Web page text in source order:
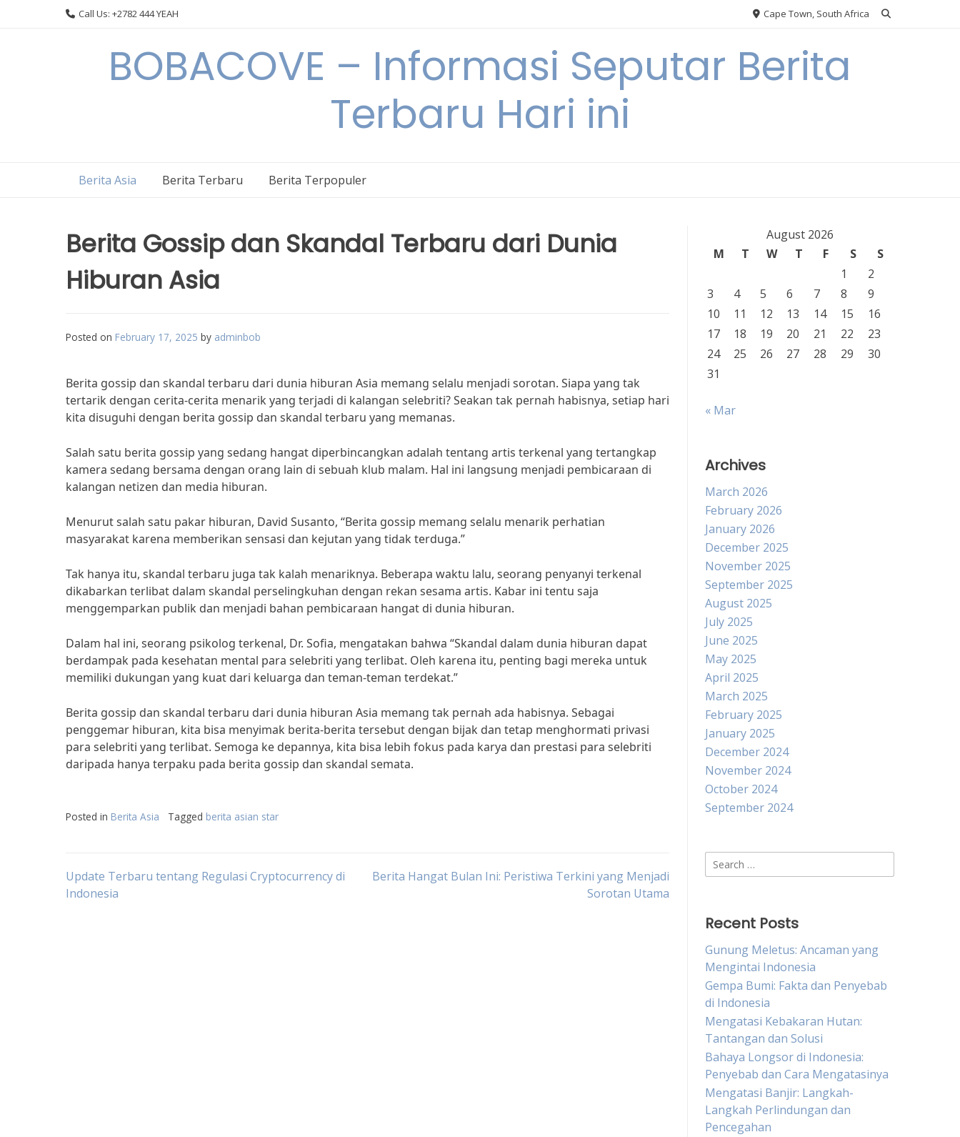
Call Us: +2782 444 YEAH Cape Town, South Africa
BOBACOVE – Informasi Seputar Berita
Terbaru Hari ini
Berita Asia Berita Terbaru Berita Terpopuler
Berita Gossip dan Skandal Terbaru dari Dunia
Hiburan Asia
Posted on February 17, 2025 by adminbob
Berita gossip dan skandal terbaru dari dunia hiburan Asia memang selalu menjadi sorotan. Siapa yang tak
tertarik dengan cerita-cerita menarik yang terjadi di kalangan selebriti? Seakan tak pernah habisnya, setiap hari
kita disuguhi dengan berita gossip dan skandal terbaru yang memanas.
Salah satu berita gossip yang sedang hangat diperbincangkan adalah tentang artis terkenal yang tertangkap
kamera sedang bersama dengan orang lain di sebuah klub malam. Hal ini langsung menjadi pembicaraan di
kalangan netizen dan media hiburan.
Menurut salah satu pakar hiburan, David Susanto, “Berita gossip memang selalu menarik perhatian
masyarakat karena memberikan sensasi dan kejutan yang tidak terduga.”
Tak hanya itu, skandal terbaru juga tak kalah menariknya. Beberapa waktu lalu, seorang penyanyi terkenal
dikabarkan terlibat dalam skandal perselingkuhan dengan rekan sesama artis. Kabar ini tentu saja
menggemparkan publik dan menjadi bahan pembicaraan hangat di dunia hiburan.
Dalam hal ini, seorang psikolog terkenal, Dr. Sofia, mengatakan bahwa “Skandal dalam dunia hiburan dapat
berdampak pada kesehatan mental para selebriti yang terlibat. Oleh karena itu, penting bagi mereka untuk
memiliki dukungan yang kuat dari keluarga dan teman-teman terdekat.”
Berita gossip dan skandal terbaru dari dunia hiburan Asia memang tak pernah ada habisnya. Sebagai
penggemar hiburan, kita bisa menyimak berita-berita tersebut dengan bijak dan tetap menghormati privasi
para selebriti yang terlibat. Semoga ke depannya, kita bisa lebih fokus pada karya dan prestasi para selebriti
daripada hanya terpaku pada berita gossip dan skandal semata.
Posted in Berita Asia Tagged berita asian star
Post
Update Terbaru tentang Regulasi Cryptocurrency di
Indonesia
Berita Hangat Bulan Ini: Peristiwa Terkini yang Menjadi
Sorotan Utama
August 2026
M
T W T F S
S
1
2
3
4 5 6 7 8
9
10
11 12 13 14 15
16
17
18 19 20 21 22
23
24
25 26 27 28 29
30
31
« Mar
Archives
March 2026
February 2026
January 2026
December 2025
November 2025
September 2025
August 2025
July 2025
June 2025
May 2025
April 2025
March 2025
February 2025
January 2025
December 2024
November 2024
October 2024
September 2024
Search
for:
Recent Posts
Gunung Meletus: Ancaman yang
Mengintai Indonesia
Gempa Bumi: Fakta dan Penyebab
di Indonesia
Mengatasi Kebakaran Hutan:
Tantangan dan Solusi
Bahaya Longsor di Indonesia:
Penyebab dan Cara Mengatasinya
Mengatasi Banjir: Langkah-
Langkah Perlindungan dan
Pencegahan